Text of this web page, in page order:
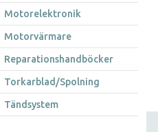
Motorelektronik
Motorvärmare
Reparationshandböcker
Torkarblad/Spolning
Tändsystem